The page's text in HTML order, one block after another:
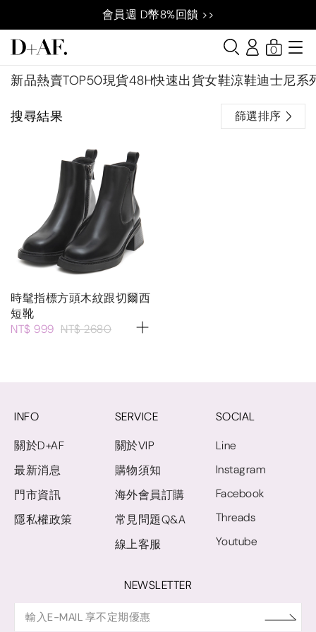
會員週 D幣8%回饋 >>
新品熱賣TOP50現貨48H快速出貨女鞋涼鞋迪士尼系
0
搜尋結果 篩選排序
時髦指標方頭木紋跟切爾西
短靴
NT$ 999 NT$ 2680
INFO
關於D+AF
最新消息
門市資訊
隱私權政策
SERVICE
關於VIP
購物須知
海外會員訂購
常見問題Q&A
線上客服
SOCIAL
Line
Instagram
Facebook
Threads
Youtube
NEWSLETTER